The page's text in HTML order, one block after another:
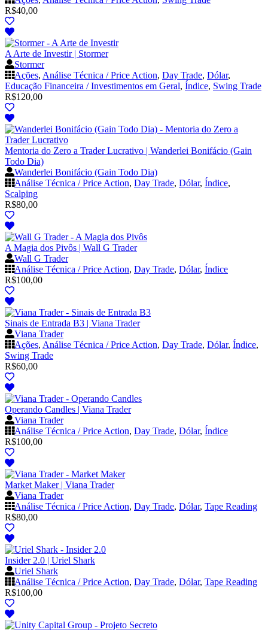
R$40,00
A Arte de Investir | Stormer
Stormer
Ações, Análise Técnica / Price Action, Day Trade, Dólar,
Educação Financeira / Investimentos em Geral, Índice, Swing Trade
R$120,00
Mentoria do Zero a Trader Lucrativo | Wanderlei Bonifácio (Gain
Todo Dia)
Wanderlei Bonifácio (Gain Todo Dia)
Análise Técnica / Price Action, Day Trade, Dólar, Índice,
Scalping
R$80,00
A Magia dos Pivôs | Wall G Trader
Wall G Trader
Análise Técnica / Price Action, Day Trade, Dólar, Índice
R$100,00
Sinais de Entrada B3 | Viana Trader
Viana Trader
Ações, Análise Técnica / Price Action, Day Trade, Dólar, Índice,
Swing Trade
R$60,00
Operando Candles | Viana Trader
Viana Trader
Análise Técnica / Price Action, Day Trade, Dólar, Índice
R$100,00
Market Maker | Viana Trader
Viana Trader
Análise Técnica / Price Action, Day Trade, Dólar, Tape Reading
R$80,00
Insider 2.0 | Uriel Shark
Uriel Shark
Análise Técnica / Price Action, Day Trade, Dólar, Tape Reading
R$100,00